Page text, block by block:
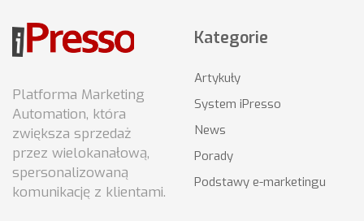
Platforma Marketing
Automation, która
zwiększa sprzedaż
przez wielokanałową,
spersonalizowaną
komunikację z klientami.
Kategorie
Artykuły
System iPresso
News
Porady
Podstawy e-marketingu